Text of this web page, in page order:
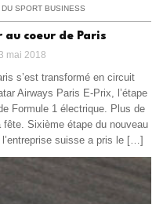
SPORT BUSINESS
au coeur de Paris
3 mai 2018
s’est transformé en circuit
Airways Paris E-Prix, l’étape
Formule 1 électrique. Plus de
Sixième étape du nouveau
suisse a pris le […]